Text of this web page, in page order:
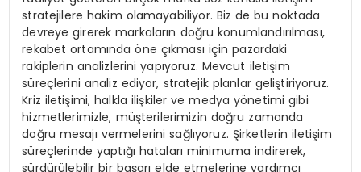
stratejilere hakim olamayabiliyor. Biz de bu noktada
devreye girerek markaların doğru konumlandırılması,
rekabet ortamında öne çıkması için pazardaki
rakiplerin analizlerini yapıyoruz. Mevcut iletişim
süreçlerini analiz ediyor, stratejik planlar geliştiriyoruz.
Kriz iletişimi, halkla ilişkiler ve medya yönetimi gibi
hizmetlerimizle, müşterilerimizin doğru zamanda
doğru mesajı vermelerini sağlıyoruz. Şirketlerin iletişim
süreçlerinde yaptığı hataları minimuma indirerek,
sürdürülebilir bir başarı elde etmelerine yardımcı